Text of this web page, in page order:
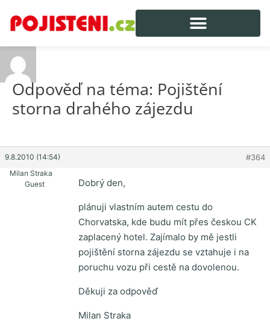
Odpověď na téma: Pojištění
storna drahého zájezdu
9.8.2010 (14:54) #364
Milan Straka
Guest
Dobrý den,
plánuji vlastním autem cestu do
Chorvatska, kde budu mít přes českou CK
zaplacený hotel. Zajímalo by mě jestli
pojištění storna zájezdu se vztahuje i na
poruchu vozu při cestě na dovolenou.
Děkuji za odpověď
Milan Straka